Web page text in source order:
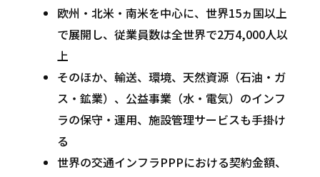
欧州・北米・南米を中心に、世界15ヵ国以上
で展開し、従業員数は全世界で2万4,000人以
上
そのほか、輸送、環境、天然資源（石油・ガ
ス・鉱業）、公益事業（水・電気）のインフ
ラの保守・運用、施設管理サービスも手掛け
る
世界の交通インフラPPPにおける契約金額、